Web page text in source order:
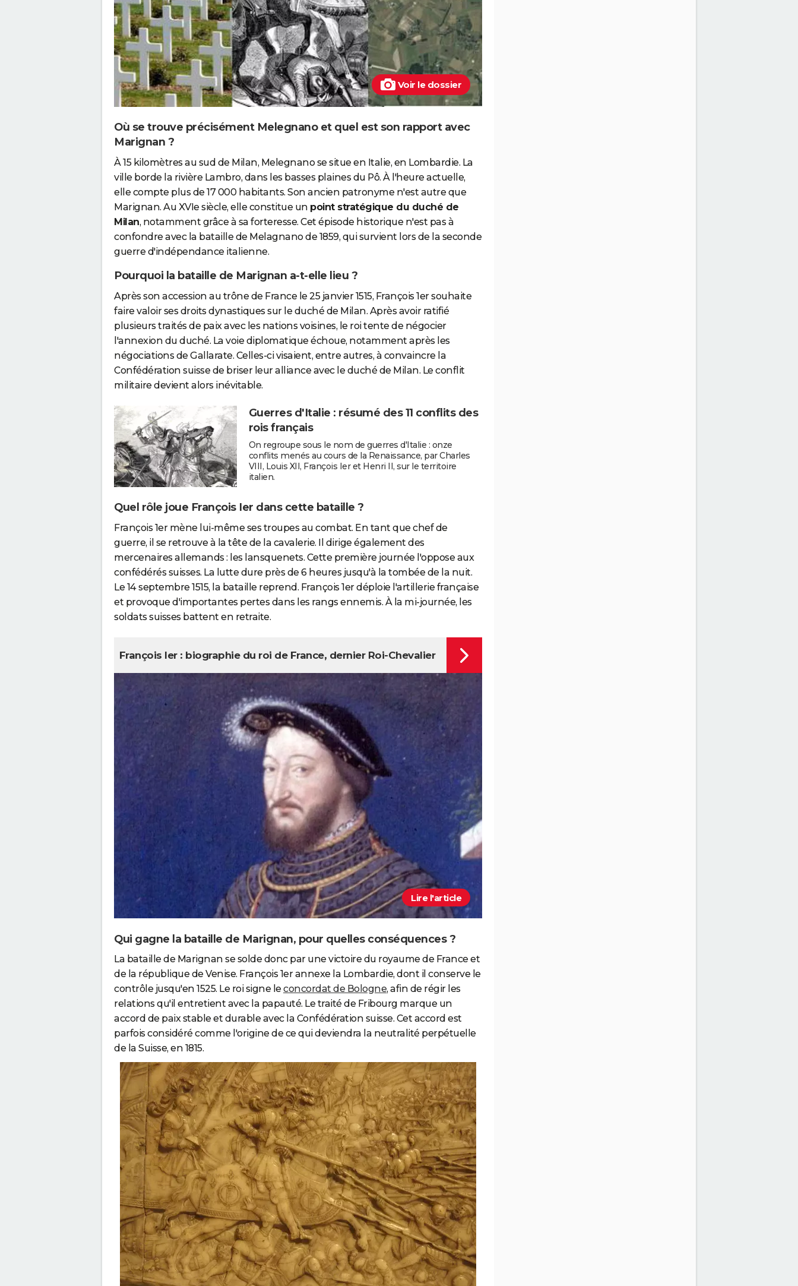
Voir le dossier
Où se trouve précisément Melegnano et quel est son rapport avec
Marignan ?
À 15 kilomètres au sud de Milan, Melegnano se situe en Italie, en Lombardie. La
ville borde la rivière Lambro, dans les basses plaines du Pô. À l'heure actuelle,
elle compte plus de 17 000 habitants. Son ancien patronyme n'est autre que
Marignan. Au XVIe siècle, elle constitue un point stratégique du duché de
Milan, notamment grâce à sa forteresse. Cet épisode historique n'est pas à
confondre avec la bataille de Melagnano de 1859, qui survient lors de la seconde
guerre d'indépendance italienne.
Pourquoi la bataille de Marignan a-t-elle lieu ?
Après son accession au trône de France le 25 janvier 1515, François 1er souhaite
faire valoir ses droits dynastiques sur le duché de Milan. Après avoir ratifié
plusieurs traités de paix avec les nations voisines, le roi tente de négocier
l'annexion du duché. La voie diplomatique échoue, notamment après les
négociations de Gallarate. Celles-ci visaient, entre autres, à convaincre la
Confédération suisse de briser leur alliance avec le duché de Milan. Le conflit
militaire devient alors inévitable.
Guerres d'Italie : résumé des 11 conflits des
rois français
On regroupe sous le nom de guerres d'Italie : onze
conflits menés au cours de la Renaissance, par Charles
VIII, Louis XII, François Ier et Henri II, sur le territoire
italien.
Quel rôle joue François Ier dans cette bataille ?
François 1er mène lui-même ses troupes au combat. En tant que chef de
guerre, il se retrouve à la tête de la cavalerie. Il dirige également des
mercenaires allemands : les lansquenets. Cette première journée l'oppose aux
confédérés suisses. La lutte dure près de 6 heures jusqu'à la tombée de la nuit.
Le 14 septembre 1515, la bataille reprend. François 1er déploie l'artillerie française
et provoque d'importantes pertes dans les rangs ennemis. À la mi-journée, les
soldats suisses battent en retraite.
Lire l'article
François Ier : biographie du roi de France, dernier Roi-Chevalier
Qui gagne la bataille de Marignan, pour quelles conséquences ?
La bataille de Marignan se solde donc par une victoire du royaume de France et
de la république de Venise. François 1er annexe la Lombardie, dont il conserve le
contrôle jusqu'en 1525. Le roi signe le concordat de Bologne, afin de régir les
relations qu'il entretient avec la papauté. Le traité de Fribourg marque un
accord de paix stable et durable avec la Confédération suisse. Cet accord est
parfois considéré comme l'origine de ce qui deviendra la neutralité perpétuelle
de la Suisse, en 1815.